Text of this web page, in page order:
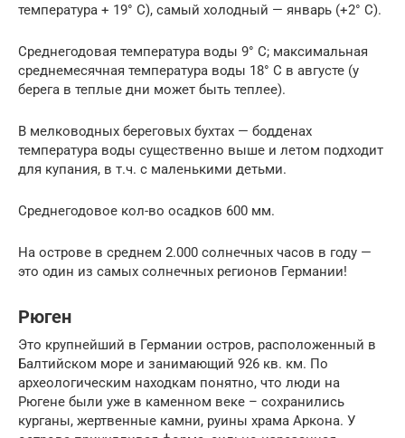
температура + 19° C), самый холодный — январь (+2° C).
Среднегодовая температура воды 9° C; максимальная
среднемесячная температура воды 18° C в августе (у
берега в теплые дни может быть теплее).
В мелководных береговых бухтах — бодденах
температура воды существенно выше и летом подходит
для купания, в т.ч. с маленькими детьми.
Среднегодовое кол-во осадков 600 мм.
На острове в среднем 2.000 солнечных часов в году —
это один из самых солнечных регионов Германии!
Рюген
Это крупнейший в Германии остров, расположенный в
Балтийском море и занимающий 926 кв. км. По
археологическим находкам понятно, что люди на
Рюгене были уже в каменном веке – сохранились
курганы, жертвенные камни, руины храма Аркона. У